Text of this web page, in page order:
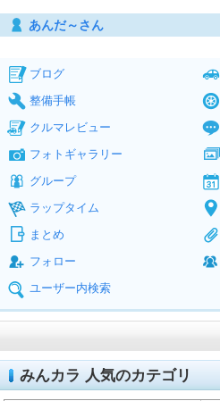
あんだ～さん
ブログ
整備手帳
クルマレビュー
フォトギャラリー
グループ
ラップタイム
まとめ
フォロー
ユーザー内検索
みんカラ 人気のカテゴリ